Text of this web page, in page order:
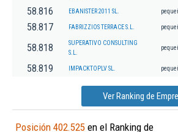
58.816 EBANISTER 2011 SL.
58.817 FABRIZZIOS TERRACE S.L.
58.818
SUPERATIVO CONSULTING
S.L.
58.819 IMPACKTOPLV SL.
Ver Ranking de
Posición 402.525 en el Ranking de